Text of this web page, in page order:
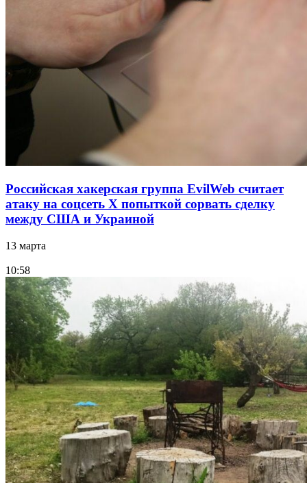
Российская хакерская группа EvilWeb считает
атаку на соцсеть Х попыткой сорвать сделку
между США и Украиной
13 марта
10:58